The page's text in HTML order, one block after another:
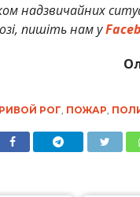
надзвичайних
пишіть нам у
РОГ ПОЖАР